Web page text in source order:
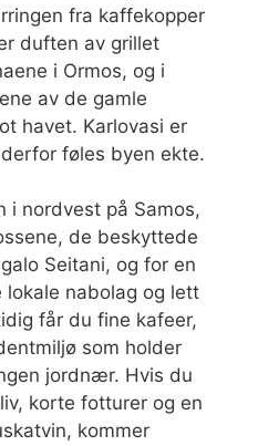
fra kaffekopper
duften av grillet
i Ormos, og i
av de gamle
havet. Karlovasi er
føles byen ekte.
i nordvest på Samos,
de beskyttede
Seitani, og for en
nabolag og lett
får du fine kafeer,
som holder
jordnær. Hvis du
korte fotturer og en
kommer